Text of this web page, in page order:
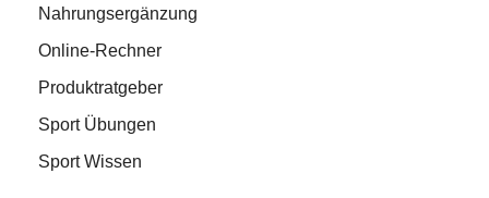
Nahrungsergänzung
Online-Rechner
Produktratgeber
Sport Übungen
Sport Wissen